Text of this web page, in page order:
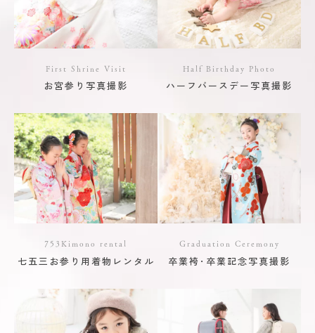
First Shrine Visit
お宮参り写真撮影
Half Birthday Photo
ハーフバースデー写真撮影
753Kimono rental
七五三お参り用着物レンタル
Graduation Ceremony
卒業袴･卒業記念写真撮影